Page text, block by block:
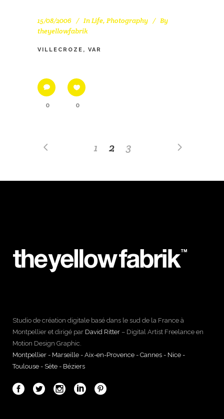
15/08/2006 InLife, Photography
By
theyellowfabrik
VILLECROZE, VAR
0 0
1 2 3
Studio de création digitale basé dans le sud de la France à
Montpellier et dirigé par David Ritter – Digital Artist Freelance en
Motion Design Graphic.
Montpellier - Marseille - Aix-en-Provence - Cannes - Nice -
Toulouse - Sète - Béziers